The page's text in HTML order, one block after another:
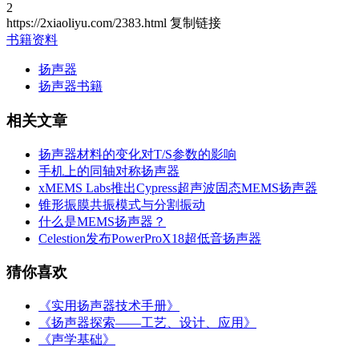
2
https://2xiaoliyu.com/2383.html 复制链接
书籍资料
扬声器
扬声器书籍
相关文章
扬声器材料的变化对T/S参数的影响
手机上的同轴对称扬声器
xMEMS Labs推出Cypress超声波固态MEMS扬声器
锥形振膜共振模式与分割振动
什么是MEMS扬声器？
Celestion发布PowerProX18超低音扬声器
猜你喜欢
《实用扬声器技术手册》
《扬声器探索——工艺、设计、应用》
《声学基础》